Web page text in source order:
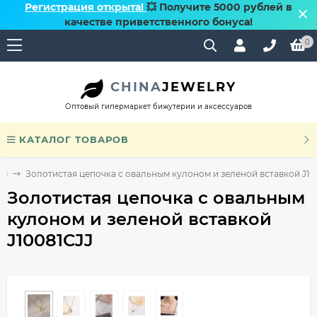
Регистрация открыта! 💥 Получите 5000 рублей в
качестве приветственного бонуса!
0
CHINAJEWELRY
Оптовый гипермаркет бижутерии и аксессуаров
КАТАЛОГ ТОВАРОВ
Золотистая цепочка с овальным кулоном и зеленой вставкой
Золотистая цепочка с овальным
кулоном и зеленой вставкой
J10081CJJ